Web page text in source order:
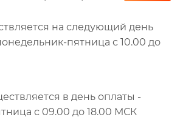
на следующий день
пятница с 10.00 до
в день оплаты -
с 09.00 до 18.00 МСК